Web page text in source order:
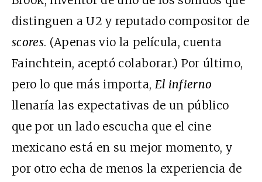
distinguen a U2 y reputado compositor de
scores. (Apenas vio la película, cuenta
Fainchtein, aceptó colaborar.) Por último,
pero lo que más importa, El infierno
llenaría las expectativas de un público
que por un lado escucha que el cine
mexicano está en su mejor momento, y
por otro echa de menos la experiencia de